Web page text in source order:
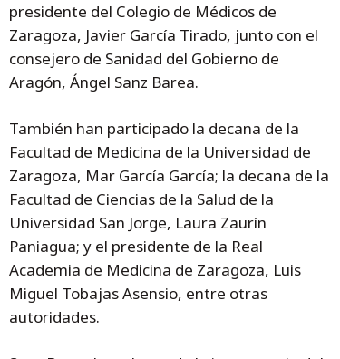
presidente del Colegio de Médicos de
Zaragoza, Javier García Tirado, junto con el
consejero de Sanidad del Gobierno de
Aragón, Ángel Sanz Barea.
También han participado la decana de la
Facultad de Medicina de la Universidad de
Zaragoza, Mar García García; la decana de la
Facultad de Ciencias de la Salud de la
Universidad San Jorge, Laura Zaurín
Paniagua; y el presidente de la Real
Academia de Medicina de Zaragoza, Luis
Miguel Tobajas Asensio, entre otras
autoridades.